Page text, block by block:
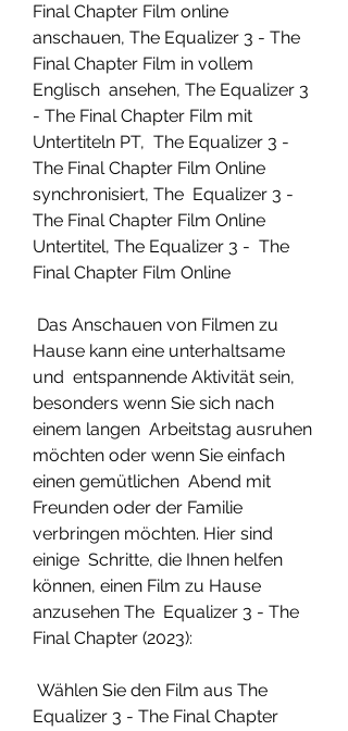
Final Chapter Film online
anschauen, The Equalizer 3 - The
Final Chapter Film in vollem
Englisch  ansehen, The Equalizer 3
- The Final Chapter Film mit
Untertiteln PT,  The Equalizer 3 -
The Final Chapter Film Online
synchronisiert, The  Equalizer 3 -
The Final Chapter Film Online
Untertitel, The Equalizer 3 -  The
Final Chapter Film Online
Hause kann eine unterhaltsame
und  entspannende Aktivität sein,
besonders wenn Sie sich nach
einem langen  Arbeitstag ausruhen
möchten oder wenn Sie einfach
einen gemütlichen  Abend mit
Freunden oder der Familie
verbringen möchten. Hier sind
einige  Schritte, die Ihnen helfen
können, einen Film zu Hause
anzusehen The  Equalizer 3 - The
Final Chapter (2023):
Equalizer 3 - The Final Chapter